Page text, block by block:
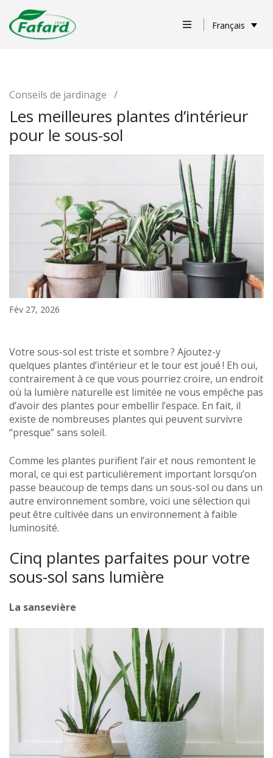
Français
Conseils de jardinage /
Les meilleures plantes d’intérieur
pour le sous-sol
Fév 27, 2026
Votre sous-sol est triste et sombre ? Ajoutez-y
quelques plantes d’intérieur et le tour est joué ! Eh oui,
contrairement à ce que vous pourriez croire, un endroit
où la lumière naturelle est limitée ne vous empêche pas
d’avoir des plantes pour embellir l’espace. En fait, il
existe de nombreuses plantes qui peuvent survivre
“presque” sans soleil.
Comme les plantes purifient l’air et nous remontent le
moral, ce qui est particulièrement important lorsqu’on
passe beaucoup de temps dans un sous-sol ou dans un
autre environnement sombre, voici une sélection qui
peut être cultivée dans un environnement à faible
luminosité.
Cinq plantes parfaites pour votre
sous-sol sans lumière
La sansevière